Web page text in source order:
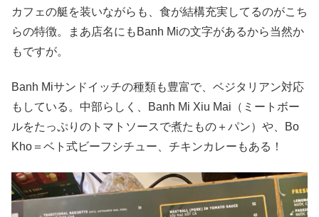
カフェの艇を装いながらも、食が結構充実してるのがこち
らの特徴。まあ店名にもBanh Miの文字があるから当然か
もですが。
Banh Miサンドイッチの種類も豊富で、ベジタリアン対応
もしている。中部らしく、Banh Mi Xiu Mai（ミートボー
ルをたっぷりのトマトソースで煮たもの＋パン）や、Bo
Kho＝ベト式ビーフシチュー、チキンカレーもある！